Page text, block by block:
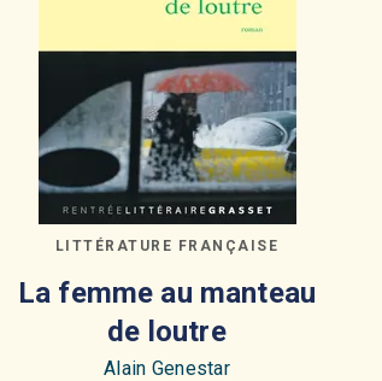
LITTÉRATURE FRANÇAISE
La femme au manteau
de loutre
Alain Genestar